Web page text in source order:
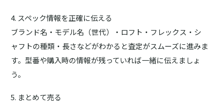
4. スペック情報を正確に伝える
ブランド名・モデル名（世代）・ロフト・フレックス・シ
ャフトの種類・長さなどがわかると査定がスムーズに進みま
す。型番や購入時の情報が残っていれば一緒に伝えましょ
う。
5. まとめて売る